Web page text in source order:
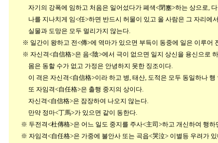
자기의 강폭에 임하고 처음은 일어섰다가 폐색<閉塞>하는 상으로, 다
나를 지나치게 임<任>하면 반드시 허물이 있고 올 사람은 그 자리에서
실물과 도망은 모두 멀리가지 않는다.
※ 일간이 왕하고 전<傳>에 역마가 있으면 부득이 동중에 일은 이루어
※ 자신격<自信格>은 음<陰>에서 극이 없으면 일지 상신을 용신으로 하
몸은 동할 수가 없고 가정은 안녕하지 못한 징조이다.
이 격은 자신격<自信格>이라 하고 병, 태산, 도적은 모두 동일하나 행
또 자임격<自任格>은 출행 중지의 상이다.
자신격<自信格>은 잠장하여 나오지 않는다.
만약 정마<丁馬>가 있으면 같이 동한다.
※ 두전격<杜傳格>은 어느 일도 중지를 주사<主司>하고 개신하여 행하
※ 자임격<自任格>은 가중에 불안사 또는 곡읍<哭泣> 이별등 우려가 있